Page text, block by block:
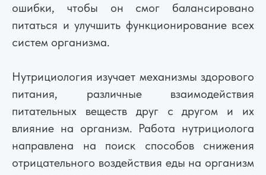
ошибки, чтобы он смог балансировано
питаться и улучшить функционирование всех
систем организма.
Нутрициология изучает механизмы здорового
питания, различные взаимодействия
питательных веществ друг с другом и их
влияние на организм. Работа нутрициолога
направлена на поиск способов снижения
отрицательного воздействия еды на организм